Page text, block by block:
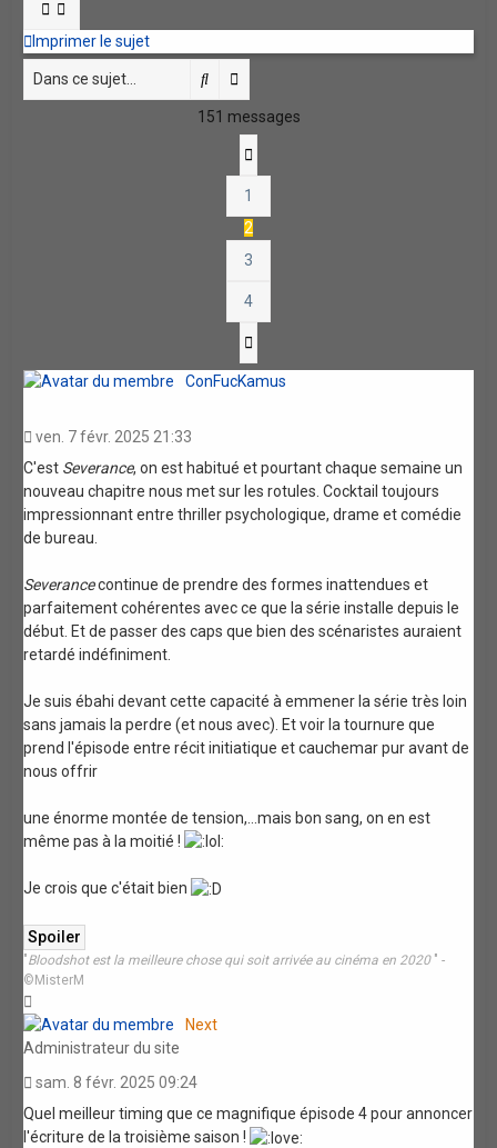
Imprimer le sujet
Rechercher
151 messages
1
2
3
4
ConFucKamus
ven. 7 févr. 2025 21:33
C'est Severance, on est habitué et pourtant chaque semaine un
nouveau chapitre nous met sur les rotules. Cocktail toujours
impressionnant entre thriller psychologique, drame et comédie
de bureau.
Severancecontinue de prendre des formes inattendues et
parfaitement cohérentes avec ce que la série installe depuis le
début. Et de passer des caps que bien des scénaristes auraient
retardé indéfiniment.
Je suis ébahi devant cette capacité à emmener la série très loin
sans jamais la perdre (et nous avec). Et voir la tournure que
prend l'épisode entre récit initiatique et cauchemar pur avant de
nous offrir
une énorme montée de tension,...mais bon sang, on en est
même pas à la moitié !
Je crois que c'était bien
"Bloodshot est la meilleure chose qui soit arrivée au cinéma en 2020 " -
©MisterM
Next
Administrateur du site
sam. 8 févr. 2025 09:24
Quel meilleur timing que ce magnifique épisode 4 pour annoncer
l'écriture de la troisième saison !